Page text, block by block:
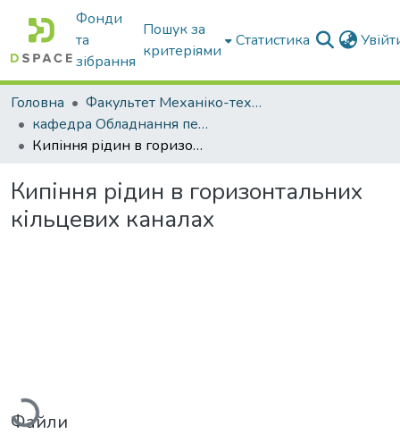
Фонди
та
зібрання
Пошук за
критеріями
Статистика
Головна
Факультет Механіко-технологічний
кафедра Обладнання переробних і харчових виробництв ім. професора Ф.Ю. Ялпачика
Кипіння рідин в горизонтальних кільцевих каналах
Кипіння рідин в горизонтальних
кільцевих каналах
Файли